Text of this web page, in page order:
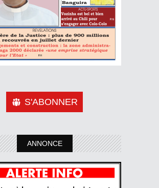
S'ABONNER
ANNONCE